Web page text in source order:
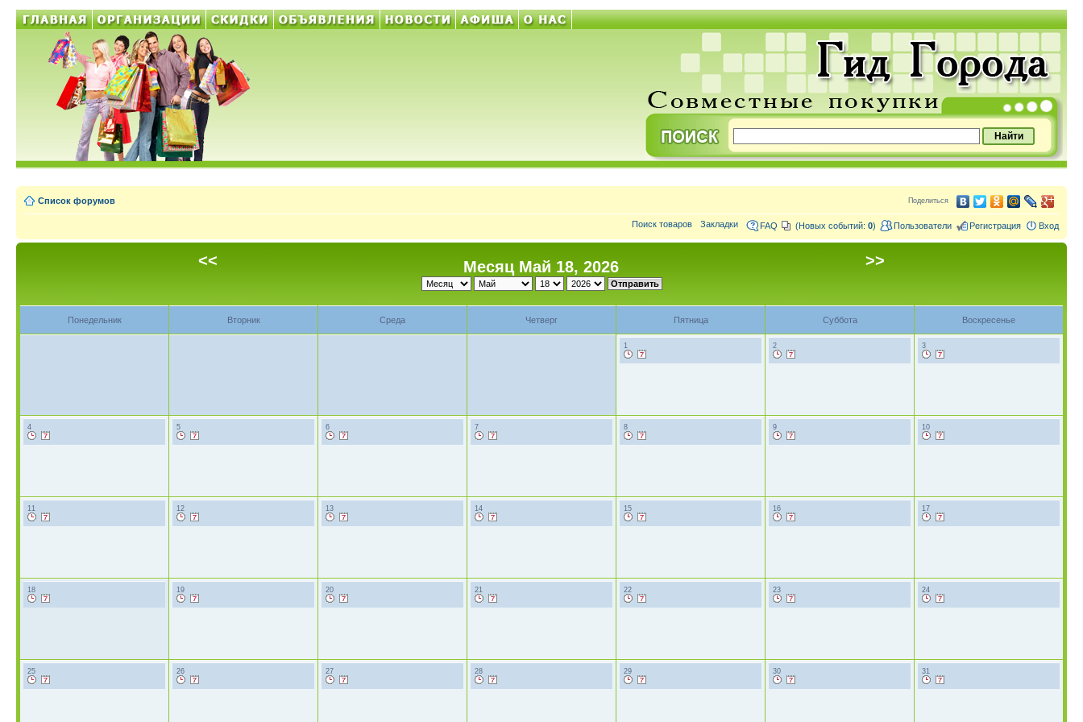
Список форумов Поделиться
FAQ (Новых событий: 0) Пользователи Регистрация Вход
Поиск товаров Закладки
<< Месяц Май 18, 2026 >>
Понедельник Вторник Среда Четверг Пятница Суббота Воскресенье
1 2 3
4 5 6 7 8 9 10
11 12 13 14 15 16 17
18 19 20 21 22 23 24
25 26 27 28 29 30 31